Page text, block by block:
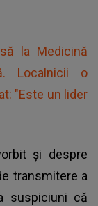
la Medicină
Localnicii o
"Este un lider
și despre
transmitere a
suspiciuni că